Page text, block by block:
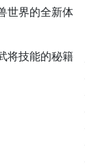
世界的全新体
将技能的秘籍